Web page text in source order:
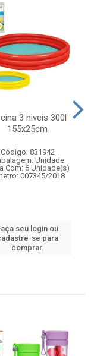
3 niveis 300l
155x25cm
Código: 831942
Unidade
Com: 6 Unidade(s)
007345/2018
seu login ou
se para
comprar.